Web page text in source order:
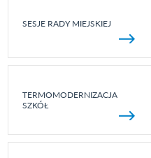
SESJE RADY MIEJSKIEJ
TERMOMODERNIZACJA
SZKÓŁ